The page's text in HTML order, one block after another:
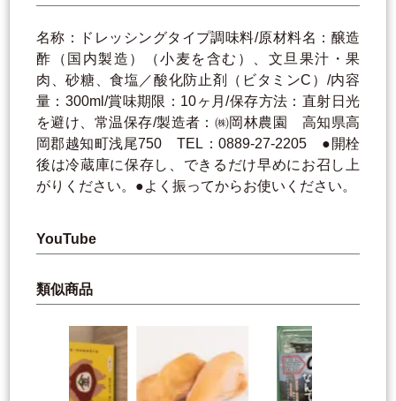
名称：ドレッシングタイプ調味料/原材料名：醸造
酢（国内製造）（小麦を含む）、文旦果汁・果
肉、砂糖、食塩／酸化防止剤（ビタミンC）/内容
量：300ml/賞味期限：10ヶ月/保存方法：直射日光
を避け、常温保存/製造者：㈱岡林農園 高知県高
岡郡越知町浅尾750 TEL：0889-27-2205 ●開栓
後は冷蔵庫に保存し、できるだけ早めにお召し上
がりください。●よく振ってからお使いください。
YouTube
類似商品